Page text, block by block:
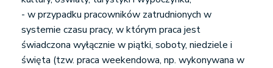
- w przypadku pracowników zatrudnionych w
systemie czasu pracy, w którym praca jest
świadczona wyłącznie w piątki, soboty, niedziele i
święta (tzw. praca weekendowa, np. wykonywana w